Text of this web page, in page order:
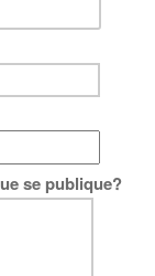
se publique?